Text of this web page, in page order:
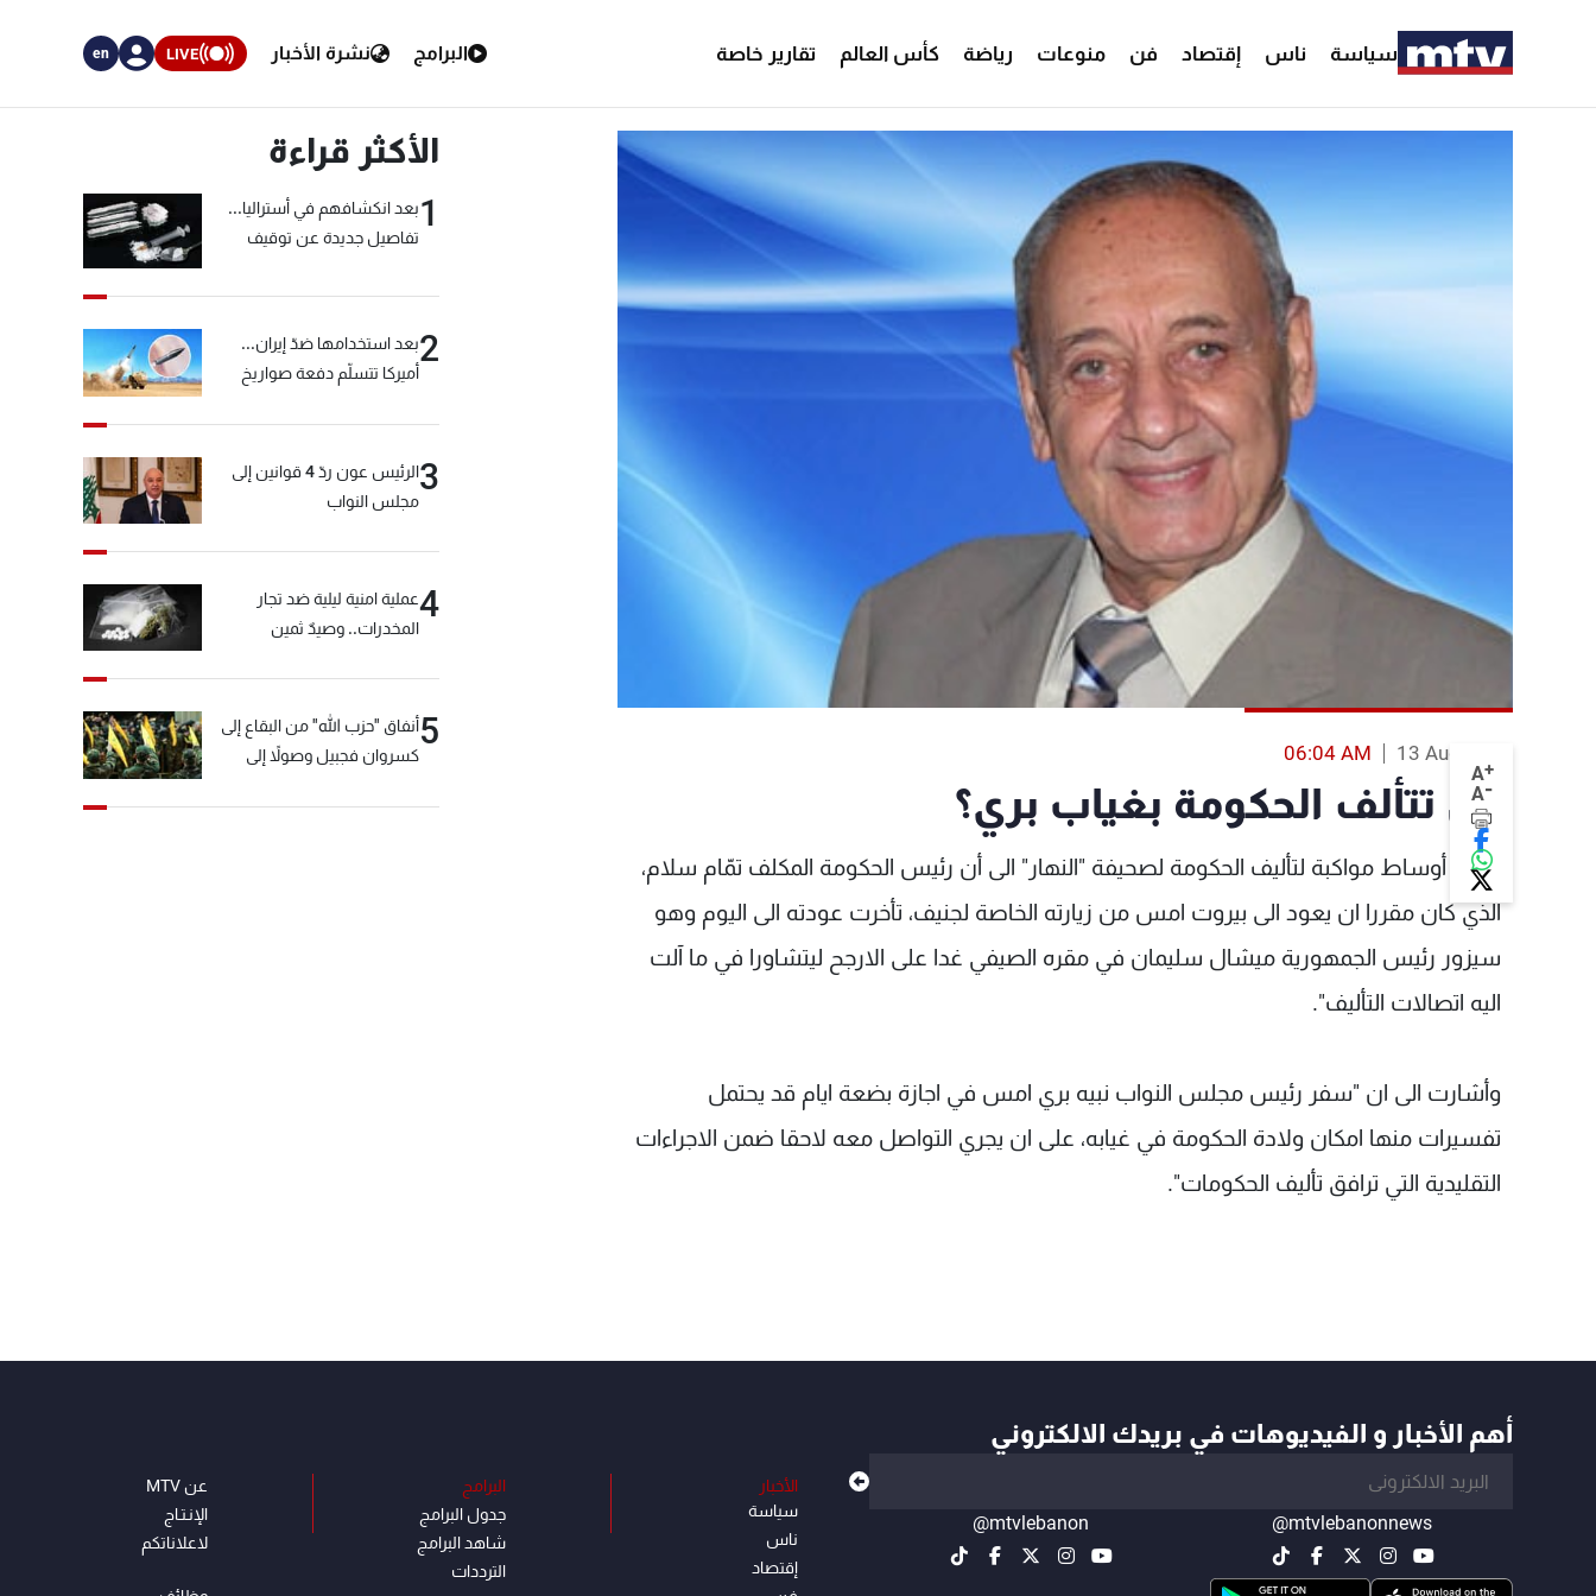
سياسة ناس إقتصاد فن منوعات رياضة كأس العالم تقارير خاصة البرامج نشرة الأخبار LIVE
en
A+
A-
13 Aug 2013
06:04 AM
هل تتألف الحكومة بغياب بري؟
لفتت أوساط مواكبة لتأليف الحكومة لصحيفة "النهار" الى أن رئيس الحكومة المكلف تمّام سلام،
الذي كان مقررا ان يعود الى بيروت امس من زيارته الخاصة لجنيف، تأخرت عودته الى اليوم وهو
سيزور رئيس الجمهورية ميشال سليمان في مقره الصيفي غدا على الارجح ليتشاورا في ما آلت
اليه اتصالات التأليف".
وأشارت الى ان "سفر رئيس مجلس النواب نبيه بري امس في اجازة بضعة ايام قد يحتمل
تفسيرات منها امكان ولادة الحكومة في غيابه، على ان يجري التواصل معه لاحقا ضمن الاجراءات
التقليدية التي ترافق تأليف الحكومات".
الأكثر قراءة
1بعد انكشافهم في أستراليا...
تفاصيل جديدة عن توقيف
2بعد استخدامها ضدّ إيران...
أميركا تتسلّم دفعة صواريخ
3
الرئيس عون ردّ 4 قوانين إلى
مجلس النواب
4عملية امنية ليلية ضد تجار
المخدرات.. وصيدٌ ثمين
5أنفاق "حزب الله" من البقاع إلى
كسروان فجبيل وصولاً إلى
أهم الأخبار و الفيديوهات في بريدك الالكتروني
@mtvlebanonnews
@mtvlebanon
الأخبار
سياسة
ناس
إقتصاد
البرامج
جدول البرامج
شاهد البرامج
الترددات
عن MTV
الإنـتـاج
لاعلاناتكم